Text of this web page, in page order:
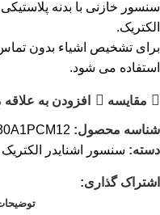
الکتریک.
برای تشخیص اشیاء بدون
استفاده می شود.
مقایسه افزودن به
شناسه محصول:
دسته: سنسور اشنایدر الکتریک
اشتراک گذاری: